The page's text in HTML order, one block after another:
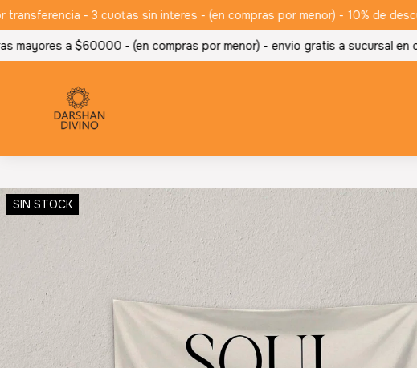
- 3 cuotas sin interes - (en compras por menor) - 10% de
a $60000 - (en compras por menor) - envio gratis a sucursal en
SIN STOCK